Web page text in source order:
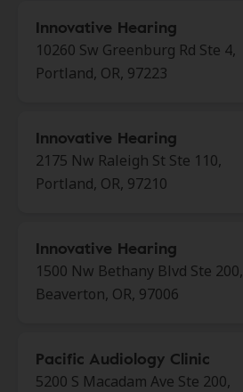
Innovative Hearing
10260 Sw Greenburg Rd Ste 4,
Portland, OR, 97223
Innovative Hearing
2175 Nw Raleigh St Ste 110,
Portland, OR, 97210
Innovative Hearing
1500 Nw Bethany Blvd Ste 200,
Beaverton, OR, 97006
Pacific Audiology Clinic
5200 S Macadam Ave Ste 200,